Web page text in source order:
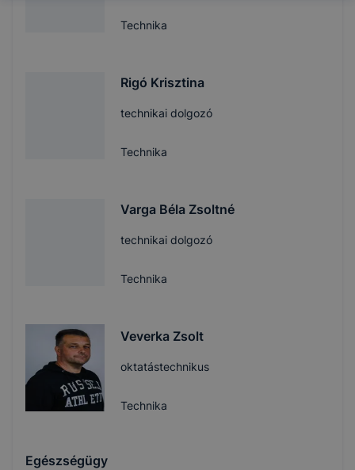
Technika
Rigó Krisztina
technikai dolgozó
Technika
Varga Béla Zsoltné
technikai dolgozó
Technika
Veverka Zsolt
oktatástechnikus
Technika
Egészségügy